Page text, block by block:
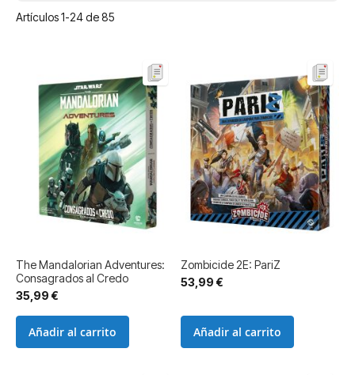
Artículos1-24de85
The Mandalorian Adventures:
Consagrados al Credo
35,99 €
Añadir al carrito
Zombicide 2E: PariZ
53,99 €
Añadir al carrito